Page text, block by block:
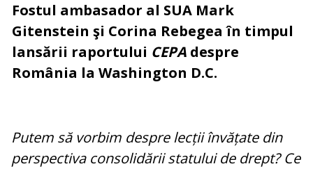
Fostul ambasador al SUA Mark
Gitenstein şi Corina Rebegea în timpul
lansării raportului CEPA despre
România la Washington D.C.
Putem să vorbim despre lecții învățate din
perspectiva consolidării statului de drept? Ce